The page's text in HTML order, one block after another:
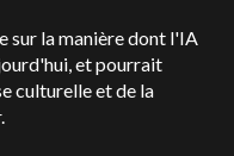
sur la manière dont l'IA
et pourrait
culturelle et de la